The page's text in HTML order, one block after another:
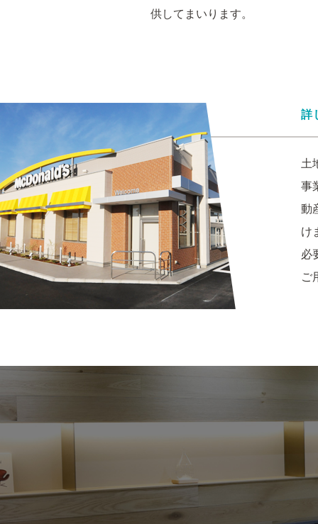
供してまいります。
詳
土
事
動
け
必
ご